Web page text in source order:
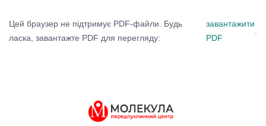
Цей браузер не підтримує PDF-файли. Будь
ласка, завантажте PDF для перегляду:
завантажити
PDF
.